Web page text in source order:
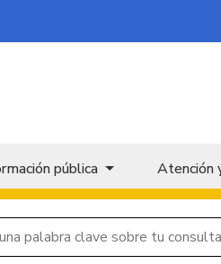
pública Atención